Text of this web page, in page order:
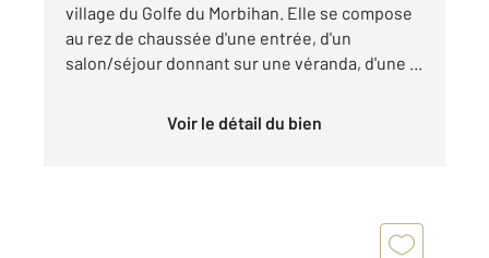
village du Golfe du Morbihan. Elle se compose
au rez de chaussée d'une entrée, d'un
salon/séjour donnant sur une véranda, d'une ...
Voir le détail du bien